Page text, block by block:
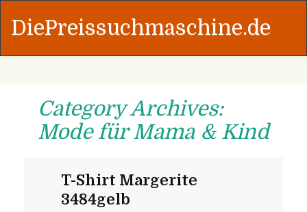
DiePreissuchmaschine.de
Category Archives:
Mode für Mama & Kind
T-Shirt Margerite
3484gelb